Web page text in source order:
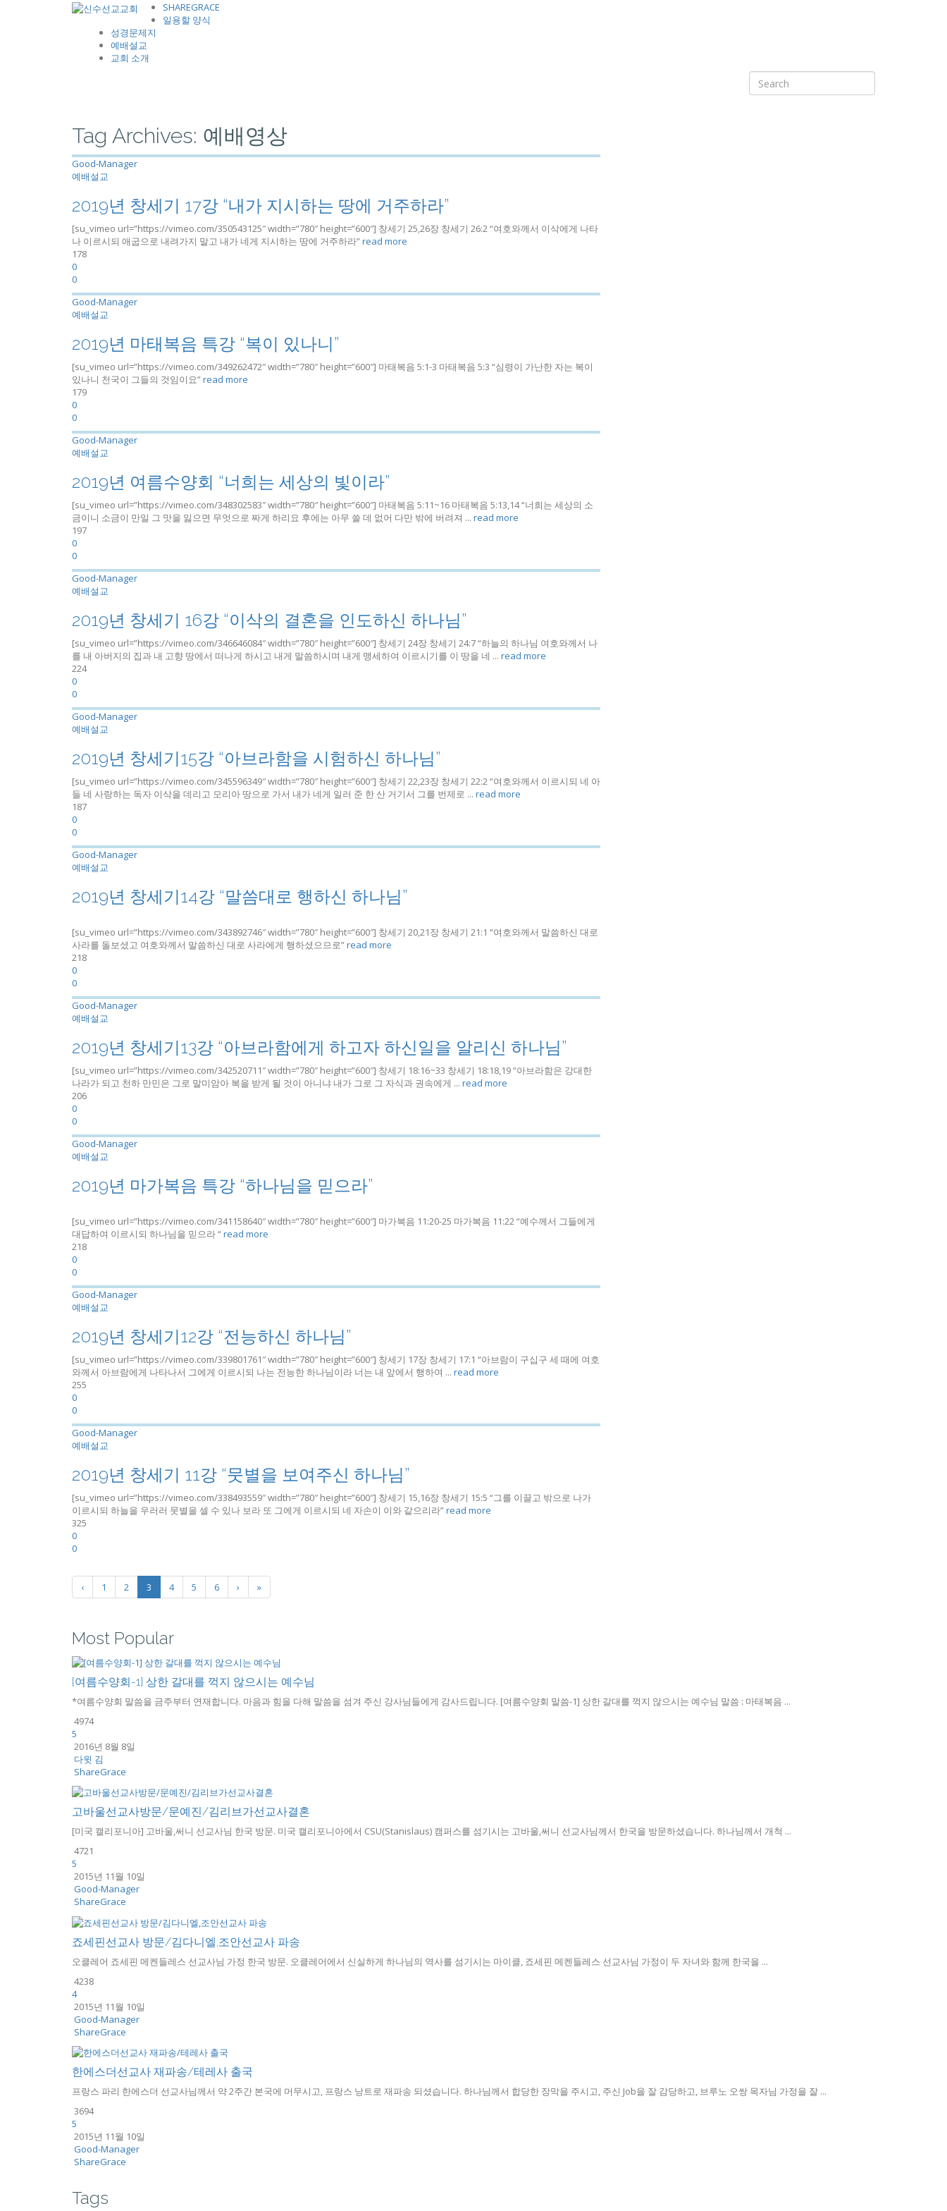
SHAREGRACE
일용할 양식
성경문제지
예배설교
교회 소개
Tag Archives: 예배영상
Good-Manager
예배설교
2019년 창세기 17강 “내가 지시하는 땅에 거주하라”
[su_vimeo url=”https://vimeo.com/350543125″ width=”780″ height=”600″] 창세기 25,26장 창세기 26:2 “여호와께서 이삭에게 나타
나 이르시되 애굽으로 내려가지 말고 내가 네게 지시하는 땅에 거주하라”read more
178
0
0
Good-Manager
예배설교
2019년 마태복음 특강 “복이 있나니”
[su_vimeo url=”https://vimeo.com/349262472″ width=”780″ height=”600″] 마태복음 5:1-3 마태복음 5:3 “심령이 가난한 자는 복이
있나니 천국이 그들의 것임이요”read more
179
0
0
Good-Manager
예배설교
2019년 여름수양회 “너희는 세상의 빛이라”
[su_vimeo url=”https://vimeo.com/348302583″ width=”780″ height=”600″] 마태복음 5:11~16 마태복음 5:13,14 “너희는 세상의 소
금이니 소금이 만일 그 맛을 잃으면 무엇으로 짜게 하리요 후에는 아무 쓸 데 없어 다만 밖에 버려져 ... read more
197
0
0
Good-Manager
예배설교
2019년 창세기 16강 “이삭의 결혼을 인도하신 하나님”
[su_vimeo url=”https://vimeo.com/346646084″ width=”780″ height=”600″] 창세기 24장 창세기 24:7 “하늘의 하나님 여호와께서 나
를 내 아버지의 집과 내 고향 땅에서 떠나게 하시고 내게 말씀하시며 내게 맹세하여 이르시기를 이 땅을 네 ... read more
224
0
0
Good-Manager
예배설교
2019년 창세기15강 “아브라함을 시험하신 하나님”
[su_vimeo url=”https://vimeo.com/345596349″ width=”780″ height=”600″] 창세기 22,23장 창세기 22:2 “여호와께서 이르시되 네 아
들 네 사랑하는 독자 이삭을 데리고 모리아 땅으로 가서 내가 네게 일러 준 한 산 거기서 그를 번제로 ... read more
187
0
0
Good-Manager
예배설교
2019년 창세기14강 “말씀대로 행하신 하나님”
[su_vimeo url=”https://vimeo.com/343892746″ width=”780″ height=”600″] 창세기 20,21장 창세기 21:1 “여호와께서 말씀하신 대로
사라를 돌보셨고 여호와께서 말씀하신 대로 사라에게 행하셨으므로”read more
218
0
0
Good-Manager
예배설교
2019년 창세기13강 “아브라함에게 하고자 하신일을 알리신 하나님”
[su_vimeo url=”https://vimeo.com/342520711″ width=”780″ height=”600″] 창세기 18:16~33 창세기 18:18,19 “아브라함은 강대한
나라가 되고 천하 만민은 그로 말미암아 복을 받게 될 것이 아니냐 내가 그로 그 자식과 권속에게 ... read more
206
0
0
Good-Manager
예배설교
2019년 마가복음 특강 “하나님을 믿으라”
[su_vimeo url=”https://vimeo.com/341158640″ width=”780″ height=”600″] 마가복음 11:20-25 마가복음 11:22 “예수께서 그들에게
대답하여 이르시되 하나님을 믿으라 “read more
218
0
0
Good-Manager
예배설교
2019년 창세기12강 “전능하신 하나님”
[su_vimeo url=”https://vimeo.com/339801761″ width=”780″ height=”600″] 창세기 17장 창세기 17:1 “아브람이 구십구 세 때에 여호
와께서 아브람에게 나타나서 그에게 이르시되 나는 전능한 하나님이라 너는 내 앞에서 행하여 ... read more
255
0
0
Good-Manager
예배설교
2019년 창세기 11강 “뭇별을 보여주신 하나님”
[su_vimeo url=”https://vimeo.com/338493559″ width=”780″ height=”600″] 창세기 15,16장 창세기 15:5 “그를 이끌고 밖으로 나가
이르시되 하늘을 우러러 뭇별을 셀 수 있나 보라 또 그에게 이르시되 네 자손이 이와 같으리라”read more
325
0
0
‹ 1 2 3 4 5 6 › »
Most Popular
[여름수양회-1] 상한 갈대를 꺽지 않으시는 예수님
*여름수양회 말씀을 금주부터 연재합니다. 마음과 힘을 다해 말씀을 섬겨 주신 강사님들에게 감사드립니다. [여름수양회 말씀-1] 상한 갈대를 꺽지 않으시는 예수님 말씀 : 마태복음 ...
4974
5
2016년 8월 8일
다윗 김
ShareGrace
고바울선교사방문/문예진/김리브가선교사결혼
[미국 캘리포니아] 고바울,써니 선교사님 한국 방문. 미국 캘리포니아에서 CSU(Stanislaus) 캠퍼스를 섬기시는 고바울,써니 선교사님께서 한국을 방문하셨습니다. 하나님께서 개척 ...
4721
5
2015년 11월 10일
Good-Manager
ShareGrace
죠세핀선교사 방문/김다니엘,조안선교사 파송
오클레어 죠세핀 메켄들레스 선교사님 가정 한국 방문. 오클레어에서 신실하게 하나님의 역사를 섬기시는 마이클, 죠세핀 메켄들레스 선교사님 가정이 두 자녀와 함께 한국을 ...
4238
4
2015년 11월 10일
Good-Manager
ShareGrace
한에스더선교사 재파송/테레사 출국
프랑스 파리 한에스더 선교사님께서 약 2주간 본국에 머무시고, 프랑스 낭트로 재파송 되셨습니다. 하나님께서 합당한 장막을 주시고, 주신 Job을 잘 감당하고, 브루노 오쌍 목자님 가정을 잘 ...
3694
5
2015년 11월 10일
Good-Manager
ShareGrace
Tags